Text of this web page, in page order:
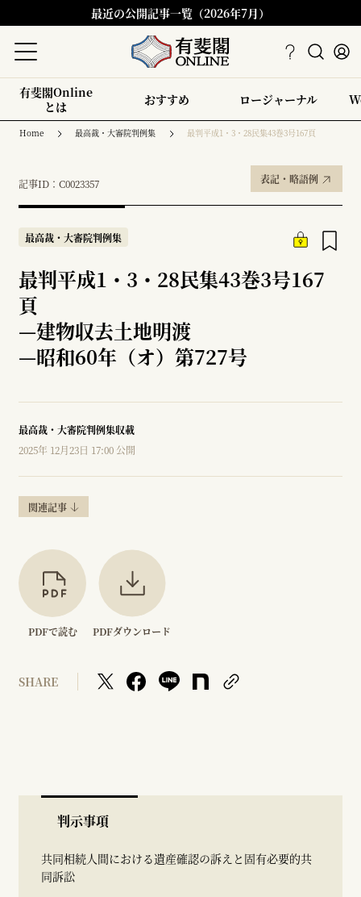
最近の公開記事一覧（2026年7月）
有斐閣Online
とは
おすすめ ロージャーナル
Home 最高裁・大審院判例集 最判平成1・3・28民集43巻3号167頁
記事ID：C0023357 表記・略語例
最高裁・大審院判例集
最判平成1・3・28民集43巻3号167
頁
—建物収去土地明渡
—昭和60年（オ）第727号
最高裁・大審院判例集収載
2025年 12月23日 17:00 公開
関連記事
PDFで読む PDFダウンロード
SHARE
判示事項
共同相続人間における遺産確認の訴えと固有必要的共
同訴訟